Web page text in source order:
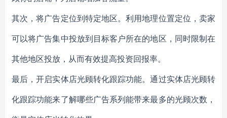
其次，将广告定位到特定地区。利用地理位置定位，卖家
可以将广告集中投放到目标客户所在的地区，同时限制在
其他地区投放，从而有效提高投资回报率。
最后，开启实体店光顾转化跟踪功能。通过实体店光顾转
化跟踪功能来了解哪些广告系列能带来最多的光顾次数，